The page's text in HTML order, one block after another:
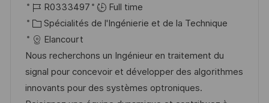
o
c
a
l
i
s
t
d
’
a
R
é
f
é
r
e
R0333497
Full time
C
a
t
é
g
Spécialités de l'Ingénierie et de la Technique
Elancourt
Nous recherchons un Ingénieur en traitement du
signal pour concevoir et développer des algorithmes
innovants pour des systèmes optroniques.